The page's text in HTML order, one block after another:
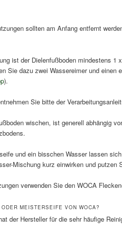
sollten am Anfang entfernt
ist der Dielenfußboden mindestens 1
Sie dazu zwei Wassereimer und einen
).
Sie bitte der
wischen, ist generell abhängig
und ein bisschen Wasser lassen
Mischung kurz einwirken und
verwenden Sie den WOCA
MEISTERSEIFE VON WOCA?
der Hersteller für die sehr häufige